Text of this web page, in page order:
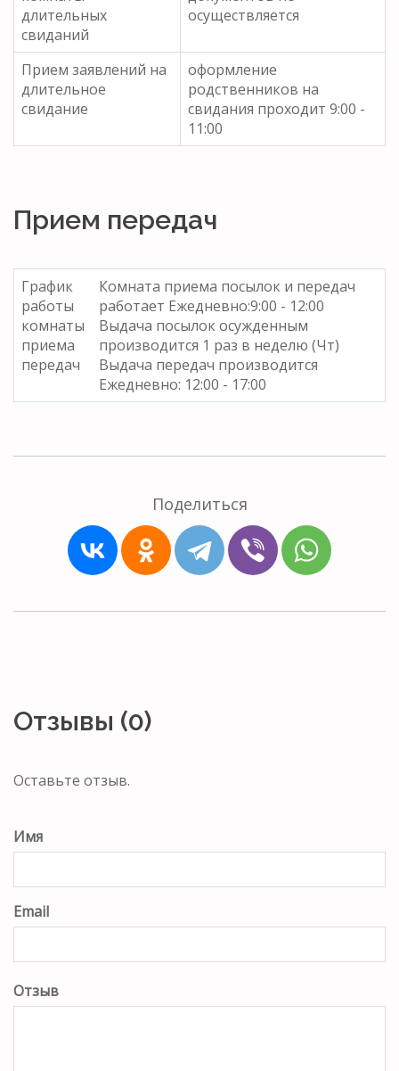
длительных
свиданий
осуществляется
Прием заявлений на
длительное
свидание
оформление
родственников на
свидания проходит 9:00 -
11:00
Прием передач
График
работы
комнаты
приема
передач
Комната приема посылок и передач
работает Ежедневно:9:00 - 12:00
Выдача посылок осужденным
производится 1 раз в неделю (Чт)
Выдача передач производится
Ежедневно: 12:00 - 17:00
Поделиться
Отзывы (0)
Оставьте отзыв.
Имя
Email
Отзыв